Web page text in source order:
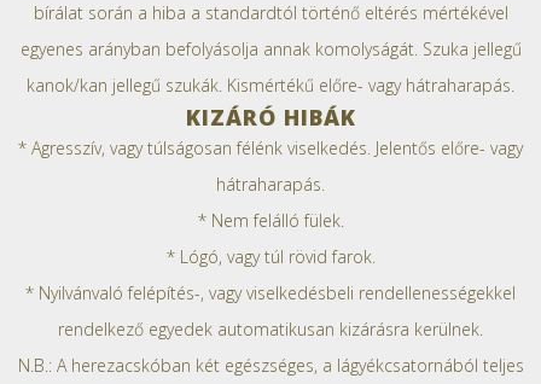
bírálat során a hiba a standardtól történő eltérés mértékével
egyenes arányban befolyásolja annak komolyságát. Szuka jellegű
kanok/kan jellegű szukák. Kismértékű előre- vagy hátraharapás.
KIZÁRÓ HIBÁK
* Agresszív, vagy túlságosan félénk viselkedés. Jelentős előre- vagy
hátraharapás.
* Nem felálló fülek.
* Lógó, vagy túl rövid farok.
* Nyilvánvaló felépítés-, vagy viselkedésbeli rendellenességekkel
rendelkező egyedek automatikusan kizárásra kerülnek.
N.B.: A herezacskóban két egészséges, a lágyékcsatornából teljes